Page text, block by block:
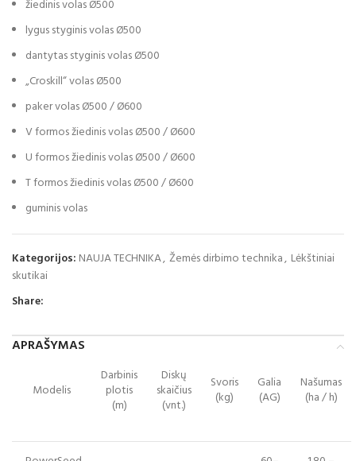
žiedinis volas Ø500
lygus styginis volas Ø500
dantytas styginis volas Ø500
„Croskill“ volas Ø500
paker volas Ø500 / Ø600
V formos žiedinis volas Ø500 / Ø600
U formos žiedinis volas Ø500 / Ø600
T formos žiedinis volas Ø500 / Ø600
guminis volas
Kategorijos: NAUJA TECHNIKA, Žemės dirbimo technika, Lėkštiniai
skutikai
Share:
APRAŠYMAS
Modelis
Darbinis
plotis
(m)
Diskų
skaičius
(vnt.)
Svoris
(kg)
Galia
(AG)
Našumas
(ha / h)